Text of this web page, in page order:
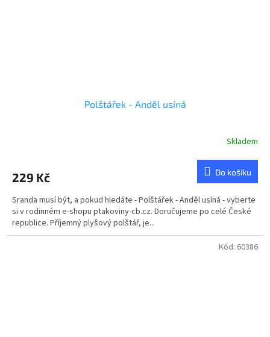
Polštářek - Anděl usíná
Skladem
229 Kč Do košíku
Sranda musí být, a pokud hledáte - Polštářek - Anděl usíná - vyberte
si v rodinném e-shopu ptakoviny-cb.cz. Doručujeme po celé České
republice. Příjemný plyšový polštář, je...
Kód: 60386